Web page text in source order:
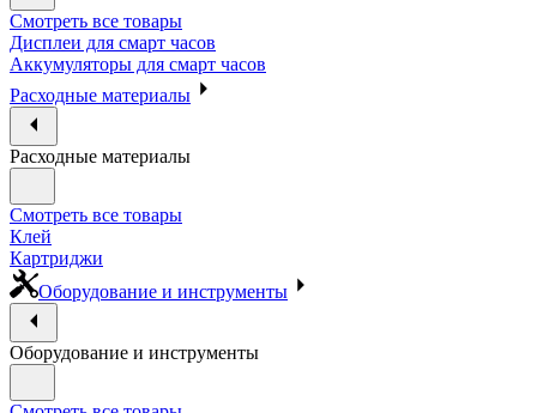
Смотреть все товары
Дисплеи для смарт часов
Аккумуляторы для смарт часов
Расходные материалы
Расходные материалы
Смотреть все товары
Клей
Картриджи
Оборудование и инструменты
Оборудование и инструменты